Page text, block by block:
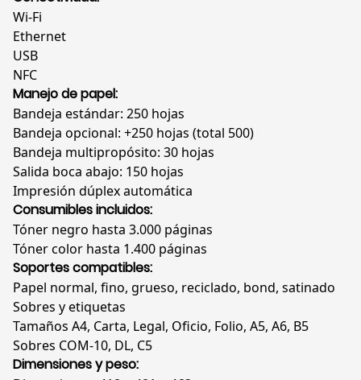
Wi-Fi
Ethernet
USB
NFC
Manejo de papel:
Bandeja estándar: 250 hojas
Bandeja opcional: +250 hojas (total 500)
Bandeja multipropósito: 30 hojas
Salida boca abajo: 150 hojas
Impresión dúplex automática
Consumibles incluidos:
Tóner negro hasta 3.000 páginas
Tóner color hasta 1.400 páginas
Soportes compatibles:
Papel normal, fino, grueso, reciclado, bond, satinado
Sobres y etiquetas
Tamaños A4, Carta, Legal, Oficio, Folio, A5, A6, B5
Sobres COM-10, DL, C5
Dimensiones y peso: